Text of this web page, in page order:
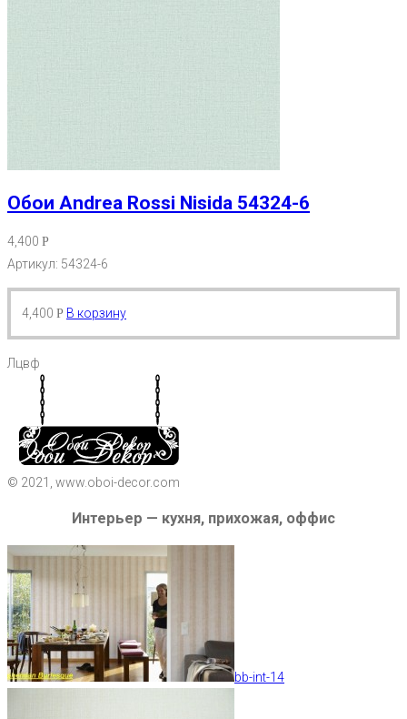
Обои Andrea Rossi Nisida 54324-6
4,400 Р
Артикул: 54324-6
4,400 Р В корзину
Лцвф
© 2021, www.oboi-decor.com
Интерьер — кухня, прихожая, оффис
bb-int-14